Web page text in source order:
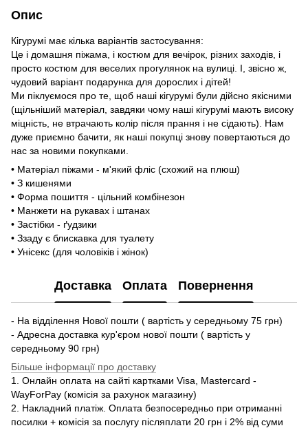
Опис
Кігурумі має кілька варіантів застосування:
Це і домашня піжама, і костюм для вечірок, різних заходів, і
просто костюм для веселих прогулянок на вулиці. І, звісно ж,
чудовий варіант подарунка для дорослих і дітей!
Ми піклуємося про те, щоб наші кігурумі були дійсно якісними
(щільніший матеріал, завдяки чому наші кігурумі мають високу
міцність, не втрачають колір після прання і не сідають). Нам
дуже приємно бачити, як наші покупці знову повертаються до
нас за новими покупками.
• Матеріал піжами - м'який фліс (схожий на плюш)
• З кишенями
• Форма пошиття - цільний комбінезон
• Манжети на рукавах і штанах
• Застібки - ґудзики
• Ззаду є блискавка для туалету
• Унісекс (для чоловіків і жінок)
Доставка Оплата Повернення
- На відділення Нової пошти ( вартість у середньому 75 грн)
- Адресна доставка кур'єром нової пошти ( вартість у
середньому 90 грн)
Більше інформації про доставку
1. Онлайн оплата на сайті картками Visa, Mastercard -
WayForPay (комісія за рахунок магазину)
2. Накладний платіж. Оплата безпосередньо при отриманні
посилки + комісія за послугу післяплати 20 грн і 2% від суми